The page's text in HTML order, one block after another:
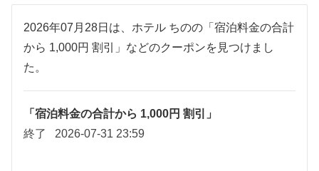
2026年07月28日は、ホテル ちのの「宿泊料金の合計
から 1,000円 割引」などのクーポンを見つけまし
た。
「宿泊料金の合計から 1,000円 割引」
終了
2026-07-31 23:59